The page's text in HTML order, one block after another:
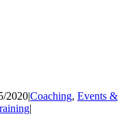
2020|Coaching, Events &
|